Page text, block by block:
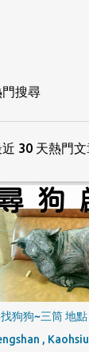
搜尋
30 天熱門文
狗狗~三筒 地
,